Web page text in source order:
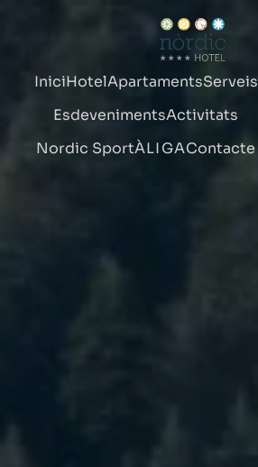
IniciHotelApartamentsServeis
EsdevenimentsActivitats
Nordic SportÀLIGAContacte